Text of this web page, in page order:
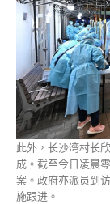
此外，长沙湾村长
成。截至今日凌晨
案。政府亦派员到
施跟进。